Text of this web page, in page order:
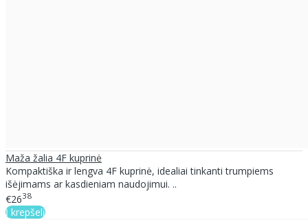
Maža žalia 4F kuprinė
Kompaktiška ir lengva 4F kuprinė, idealiai tinkanti trumpiems
išėjimams ar kasdieniam naudojimui. ..
€2638
Į krepšelį